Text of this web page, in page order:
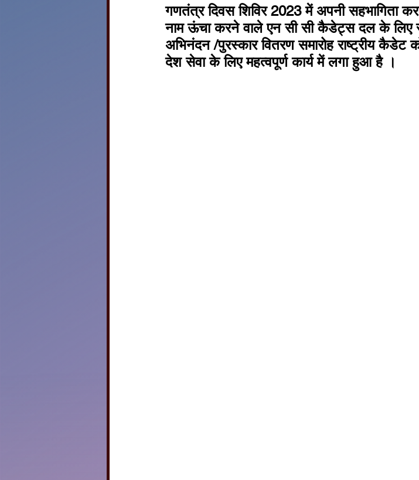
गणतंत्र दिवस शिविर 2023 में अपनी सहभागिता
नाम ऊंचा करने वाले एन सी सी कैडेट्स दल के लिए
अभिनंदन /पुरस्कार वितरण समारोह राष्ट्रीय कैडेट
देश सेवा के लिए महत्वपूर्ण कार्य में लगा हुआ है ।